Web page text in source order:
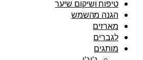
טיפוח ושיקום שיער
הגנה מהשמש
מארזים
לגברים
מותגים